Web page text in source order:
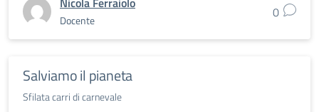
Docente 0
Salviamo il pianeta
Sfilata carri di carnevale